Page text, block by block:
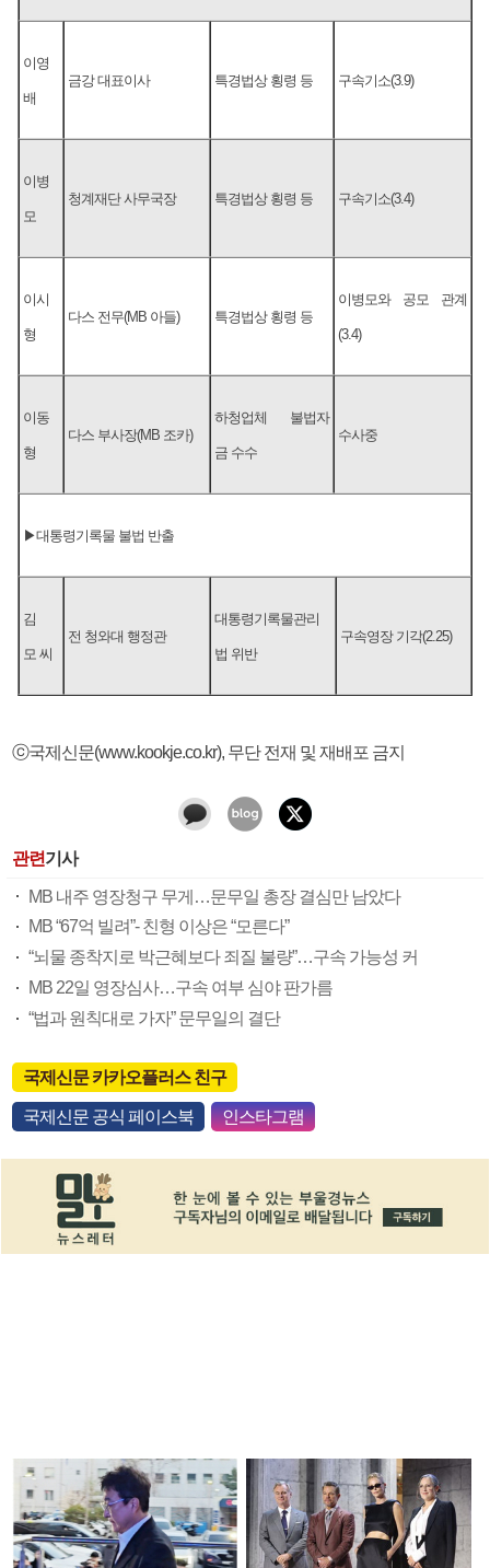
이영
배
금강 대표이사 특경법상 횡령 등 구속기소(3.9)
이병
모
청계재단 사무국장 특경법상 횡령 등 구속기소(3.4)
이시
형
다스 전무(MB 아들) 특경법상 횡령 등
이병모와 공모 관계
(3.4)
이동
형
다스 부사장(MB 조카)
하청업체 불법자
금 수수
수사중
▶대통령기록물 불법 반출
김
모 씨
전 청와대 행정관
대통령기록물관리
법 위반
구속영장 기각(2.25)
ⓒ국제신문(www.kookje.co.kr), 무단 전재 및 재배포 금지
관련기사
MB 내주 영장청구 무게…문무일 총장 결심만 남았다
MB “67억 빌려”- 친형 이상은 “모른다”
“뇌물 종착지로 박근혜보다 죄질 불량”…구속 가능성 커
MB 22일 영장심사…구속 여부 심야 판가름
“법과 원칙대로 가자” 문무일의 결단
국제신문 카카오플러스 친구
국제신문 공식 페이스북 인스타그램